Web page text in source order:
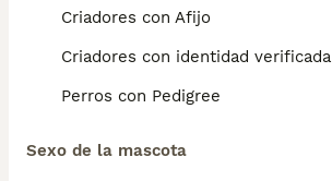
Criadores con Afijo
Criadores con identidad verificada
Perros con Pedigree
Sexo de la mascota